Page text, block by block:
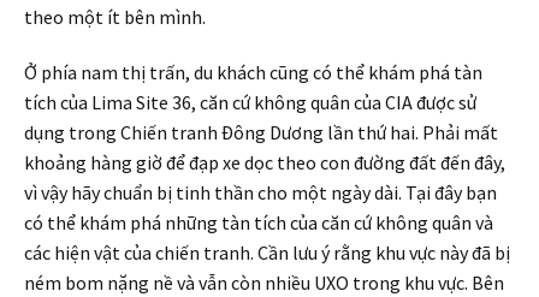
theo một ít bên mình.
Ở phía nam thị trấn, du khách cũng có thể khám phá tàn
tích của Lima Site 36, căn cứ không quân của CIA được sử
dụng trong Chiến tranh Đông Dương lần thứ hai. Phải mất
khoảng hàng giờ để đạp xe dọc theo con đường đất đến đây,
vì vậy hãy chuẩn bị tinh thần cho một ngày dài. Tại đây bạn
có thể khám phá những tàn tích của căn cứ không quân và
các hiện vật của chiến tranh. Cần lưu ý rằng khu vực này đã bị
ném bom nặng nề và vẫn còn nhiều UXO trong khu vực. Bên